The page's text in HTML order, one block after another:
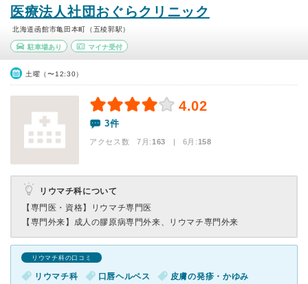
医療法人社団おぐらクリニック
北海道函館市亀田本町（五稜郭駅）
駐車場あり マイナ受付
土曜（〜12:30）
4.02
3件
アクセス数 7月:163 | 6月:158
リウマチ科について
【専門医・資格】
リウマチ専門医
【専門外来】 成人の膠原病専門外来、リウマチ専門外来
リウマチ科の口コミ
リウマチ科 口唇ヘルペス
皮膚の発疹・かゆみ